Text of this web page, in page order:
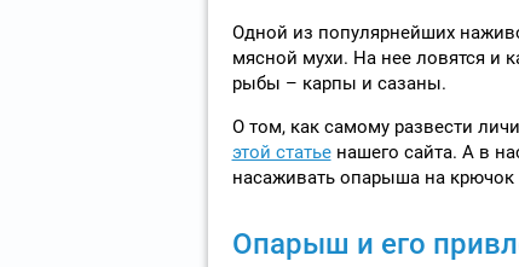
Одной из популярнейших
мясной мухи. На нее ловятся и
рыбы – карпы и сазаны.
О том, как самому развести
этой статьенашего сайта. А в
насаживать опарыша на
Опарыш и его